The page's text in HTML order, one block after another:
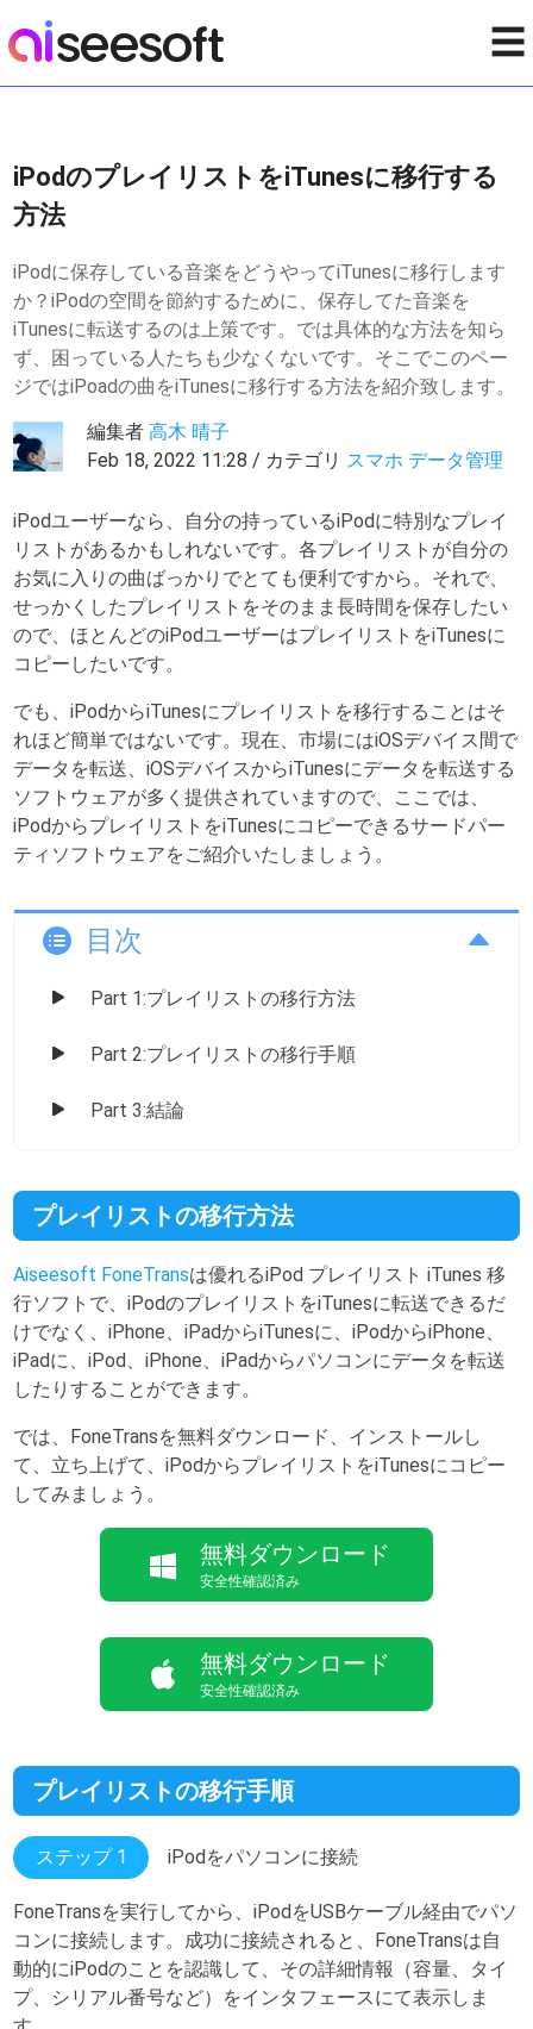
☰
iPodのプレイリストをiTunesに移行する
方法
iPodに保存している音楽をどうやってiTunesに移行します
か？iPodの空間を節約するために、保存してた音楽を
iTunesに転送するのは上策です。では具体的な方法を知ら
ず、困っている人たちも少なくないです。そこでこのペー
ジではiPoadの曲をiTunesに移行する方法を紹介致します。
編集者高木 晴子
Feb 18, 2022 11:28 / カテゴリ スマホ データ管理
iPodユーザーなら、自分の持っているiPodに特別なプレイ
リストがあるかもしれないです。各プレイリストが自分の
お気に入りの曲ばっかりでとても便利ですから。それで、
せっかくしたプレイリストをそのまま長時間を保存したい
ので、ほとんどのiPodユーザーはプレイリストをiTunesに
コピーしたいです。
でも、iPodからiTunesにプレイリストを移行することはそ
れほど簡単ではないです。現在、市場にはiOSデバイス間で
データを転送、iOSデバイスからiTunesにデータを転送する
ソフトウェアが多く提供されていますので、ここでは、
iPodからプレイリストをiTunesにコピーできるサードパー
ティソフトウェアをご紹介いたしましょう。
目次
Part 1:プレイリストの移行方法
Part 2:プレイリストの移行手順
Part 3:結論
プレイリストの移行方法
Aiseesoft FoneTransは優れるiPod プレイリスト iTunes 移
行ソフトで、iPodのプレイリストをiTunesに転送できるだ
けでなく、iPhone、iPadからiTunesに、iPodからiPhone、
iPadに、iPod、iPhone、iPadからパソコンにデータを転送
したりすることができます。
では、FoneTransを無料ダウンロード、インストールし
て、立ち上げて、iPodからプレイリストをiTunesにコピー
してみましょう。
無料ダウンロード
安全性確認済み
無料ダウンロード
安全性確認済み
プレイリストの移行手順
ステップ 1 iPodをパソコンに接続
FoneTransを実行してから、iPodをUSBケーブル経由でパソ
コンに接続します。成功に接続されると、FoneTransは自
動的にiPodのことを認識して、その詳細情報（容量、タイ
プ、シリアル番号など）をインタフェースにて表示しま